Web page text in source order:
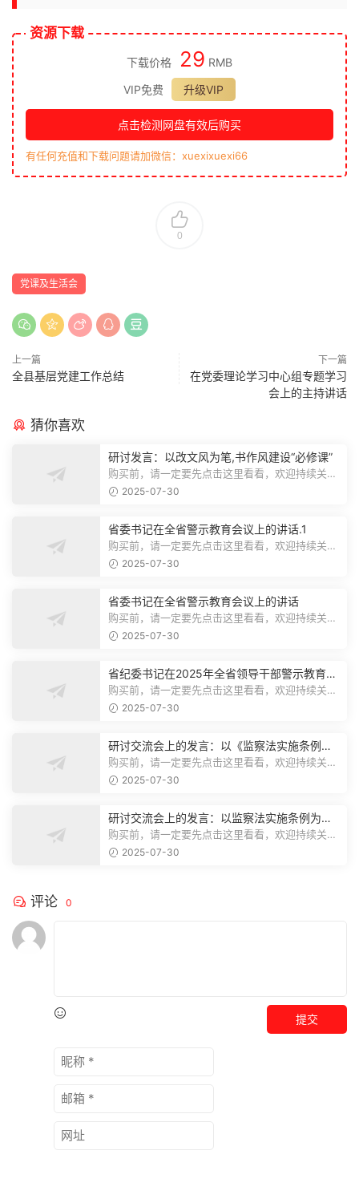
资源下载
下载价格 29 RMB
VIP免费
升级VIP
点击检测网盘有效后购买
有任何充值和下载问题请加微信：xuexixuexi66
0
党课及生活会
上一篇
全县基层党建工作总结
下一篇
在党委理论学习中心组专题学习
会上的主持讲话
猜你喜欢
研讨发言：以改文风为笔,书作风建设“必修课”
购买前，请一定要先点击这里看看，欢迎持续关
注，精彩模板每天推送预览结束，本文...
2025-07-30
省委书记在全省警示教育会议上的讲话.1
购买前，请一定要先点击这里看看，欢迎持续关
注，精彩模板每天推送预览结束，本文...
2025-07-30
省委书记在全省警示教育会议上的讲话
购买前，请一定要先点击这里看看，欢迎持续关
注，精彩模板每天推送预览结束，本文...
2025-07-30
省纪委书记在2025年全省领导干部警示教育会
上的讲话.1
购买前，请一定要先点击这里看看，欢迎持续关
注，精彩模板每天推送预览结束，本文...
2025-07-30
研讨交流会上的发言：以《监察法实施条例》
为纲,推动巡察工作高质量发展
购买前，请一定要先点击这里看看，欢迎持续关
注，精彩模板每天推送预览结束，本文...
2025-07-30
研讨交流会上的发言：以监察法实施条例为纲
推动巡察工作高质量发展
购买前，请一定要先点击这里看看，欢迎持续关
注，精彩模板每天推送预览结束，本文...
2025-07-30
评论 0
提交